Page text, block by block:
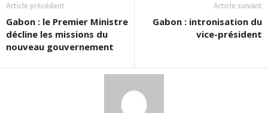
Article précédent
Gabon : le Premier Ministre
décline les missions du
nouveau gouvernement
Article suivant
Gabon : intronisation du
vice-président